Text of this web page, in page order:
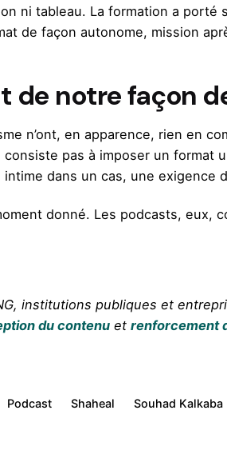
ni tableau. La formation a
de façon autonome, mission
de notre façon
n’ont, en apparence, rien en
consiste pas à imposer un format
dans un cas, une exigence
donné. Les podcasts, eux,
institutions publiques et
du contenu et renforcement
Podcast Shaheal Souhad Kalkaba